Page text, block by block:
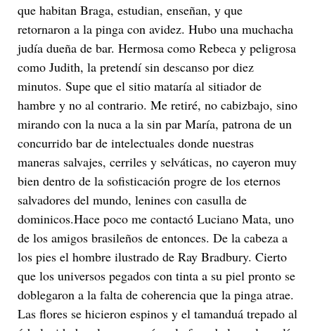
que habitan Braga, estudian, enseñan, y que
retornaron a la pinga con avidez. Hubo una muchacha
judía dueña de bar. Hermosa como Rebeca y peligrosa
como Judith, la pretendí sin descanso por diez
minutos. Supe que el sitio mataría al sitiador de
hambre y no al contrario. Me retiré, no cabizbajo, sino
mirando con la nuca a la sin par María, patrona de un
concurrido bar de intelectuales donde nuestras
maneras salvajes, cerriles y selváticas, no cayeron muy
bien dentro de la sofisticación progre de los eternos
salvadores del mundo, lenines con casulla de
dominicos.Hace poco me contactó Luciano Mata, uno
de los amigos brasileños de entonces. De la cabeza a
los pies el hombre ilustrado de Ray Bradbury. Cierto
que los universos pegados con tinta a su piel pronto se
doblegaron a la falta de coherencia que la pinga atrae.
Las flores se hicieron espinos y el tamanduá trepado al